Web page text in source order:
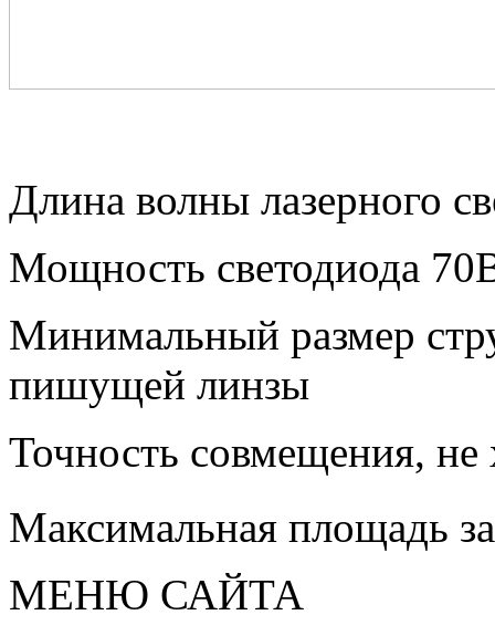
Длина волны лазерного
Мощность светодиода
Минимальный размер
пишущей линзы
Точность совмещения,
Максимальная площадь
МЕНЮ САЙТА